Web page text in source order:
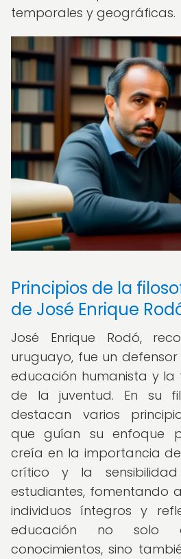
temporales y geográficas.
Principios de la
de José Enrique
José Enrique Rodó,
uruguayo, fue un
educación humanista y
de la juventud. En su
destacan varios
que guían su enfoque
creía en la importancia
crítico y la
estudiantes, fomentando
individuos íntegros y
educación no solo
conocimientos, sino